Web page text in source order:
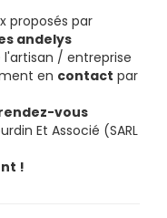
proposés par
andelys
/ entreprise
en contact par
vous
Et Associé (SARL
!